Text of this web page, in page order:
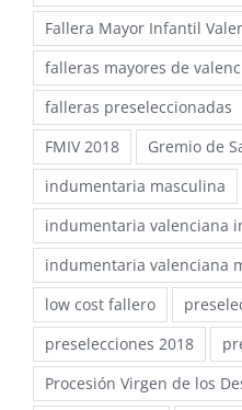
Fallera Mayor Infantil
falleras mayores de
falleras preseleccionadas
FMIV 2018
Gremio de
indumentaria masculina
indumentaria valenciana
indumentaria valenciana
low cost fallero
preselecciones 2018
Procesión Virgen de los